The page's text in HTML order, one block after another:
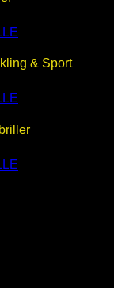
& Sport